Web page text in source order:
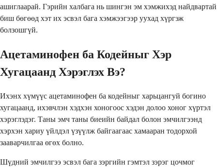
ашиглаарай. Гэрийн халбага нь шингэн эм хэмжихэд найдвартай
биш бөгөөд хэт их эсвэл бага хэмжээгээр уухад хүргэж
болзошгүй.
Ацетаминофен ба Кодейныг Хэр
Хугацаанд Хэрэглэх Вэ?
Ихэнх хүмүүс ацетаминофен ба кодейныг харьцангуй богино
хугацаанд, ихэвчлэн хэдхэн хоногоос хэдэн долоо хоног хүртэл
хэрэглэдэг. Таны эмч таны биеийн байдал болон эмчилгээнд
хэрхэн хариу үйлдэл үзүүлж байгаагаас хамааран тодорхой
зааварчилгаа өгөх болно.
Шүдний эмчилгээ эсвэл бага зэргийн гэмтэл зэрэг цочмог